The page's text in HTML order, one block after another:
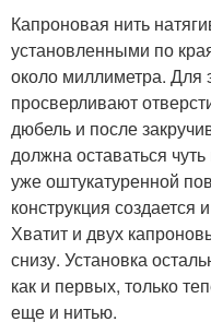
Капроновая нить
установленными по
около миллиметра. Для
просверливают
дюбель и после
должна оставаться
уже оштукатуренной
конструкция
Хватит и двух
снизу. Установка
как и первых, только
еще и нитью.